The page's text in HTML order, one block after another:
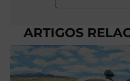
ARTIGOS